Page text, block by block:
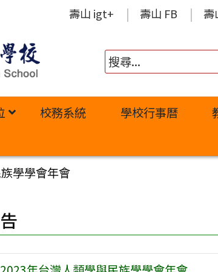
壽山 igt+ 壽山 FB 壽
校務系統 學校行事曆
學學會年會